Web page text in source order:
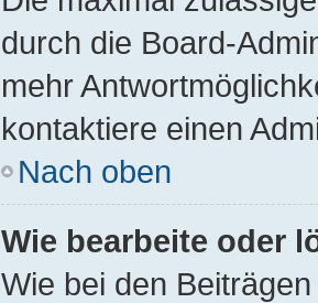
durch die Board-
mehr
kontaktiere einen
Nach oben
Wie bearbeite oder
Wie bei den